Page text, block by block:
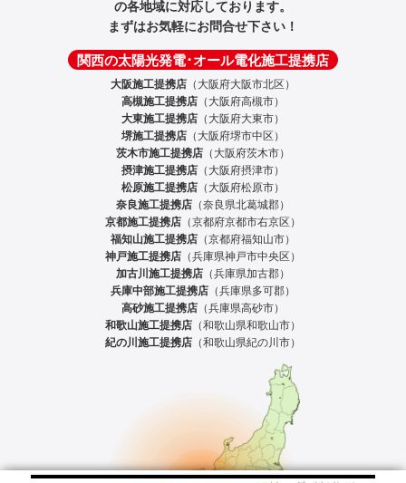
の各地域に対応しております。
まずはお気軽にお問合せ下さい！
関西の太陽光発電･オール電化施工提携店
大阪施工提携店 （大阪府大阪市北区）
高槻施工提携店 （大阪府高槻市）
大東施工提携店 （大阪府大東市）
堺施工提携店 （大阪府堺市中区）
茨木市施工提携店 （大阪府茨木市）
摂津施工提携店 （大阪府摂津市）
松原施工提携店 （大阪府松原市）
奈良施工提携店 （奈良県北葛城郡）
京都施工提携店 （京都府京都市右京区）
福知山施工提携店 （京都府福知山市）
神戸施工提携店 （兵庫県神戸市中央区）
加古川施工提携店 （兵庫県加古郡）
兵庫中部施工提携店 （兵庫県多可郡）
高砂施工提携店 （兵庫県高砂市）
和歌山施工提携店 （和歌山県和歌山市）
紀の川施工提携店 （和歌山県紀の川市）